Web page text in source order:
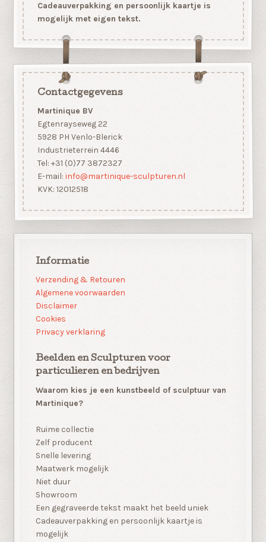
Cadeauverpakking en persoonlijk kaartje is
mogelijk met eigen tekst.
Contactgegevens
Martinique BV
Egtenrayseweg 22
5928 PH Venlo-Blerick
Industrieterrein 4446
Tel: +31 (0)77 3872327
E-mail: info@martinique-sculpturen.nl
KVK: 12012518
Informatie
Verzending & Retouren
Algemene voorwaarden
Disclaimer
Cookies
Privacy verklaring
Beelden en Sculpturen voor
particulieren en bedrijven
Waarom kies je een kunstbeeld of sculptuur van
Martinique?
Ruime collectie
Zelf producent
Snelle levering
Maatwerk mogelijk
Niet duur
Showroom
Een gegraveerde tekst maakt het beeld uniek
Cadeauverpakking en persoonlijk kaartje is
mogelijk